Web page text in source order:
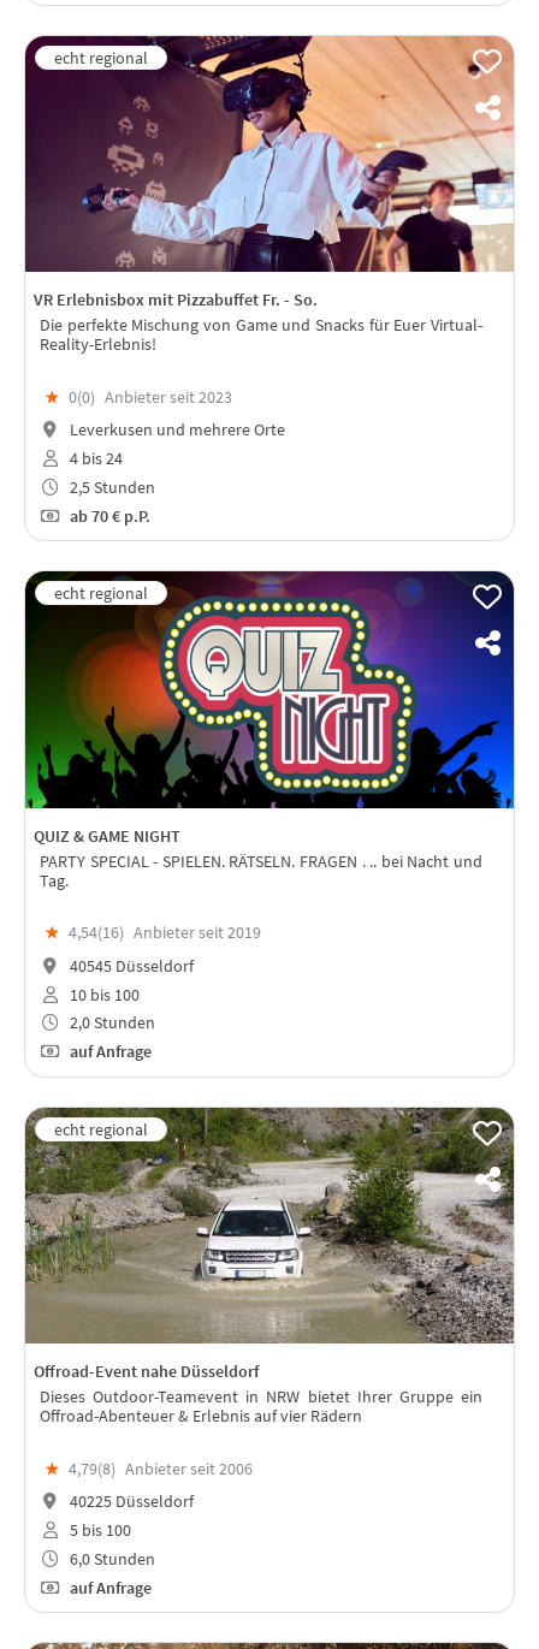
VR Erlebnisbox mit Pizzabuffet Fr. - So.
Die perfekte Mischung von Game und Snacks für Euer Virtual-
Reality-Erlebnis!
★ 0(0) Anbieter seit 2023
Leverkusen und mehrere Orte
4 bis 24
2,5 Stunden
ab70 € p.P.
QUIZ & GAME NIGHT
PARTY SPECIAL - SPIELEN. RÄTSELN. FRAGEN . .. bei Nacht und
Tag.
★ 4,54(16) Anbieter seit 2019
40545 Düsseldorf
10 bis 100
2,0 Stunden
auf Anfrage
Offroad-Event nahe Düsseldorf
Dieses Outdoor-Teamevent in NRW bietet Ihrer Gruppe ein
Offroad-Abenteuer & Erlebnis auf vier Rädern
★ 4,79(8) Anbieter seit 2006
40225 Düsseldorf
5 bis 100
6,0 Stunden
auf Anfrage